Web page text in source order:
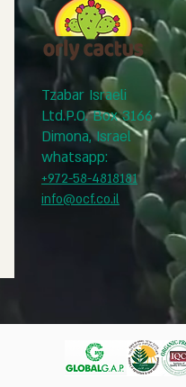
Tzabar Israeli
Ltd.P.O. Box 3166
Dimona, Israel
whatsapp:
+972-58-4818181
info@ocf.co.il